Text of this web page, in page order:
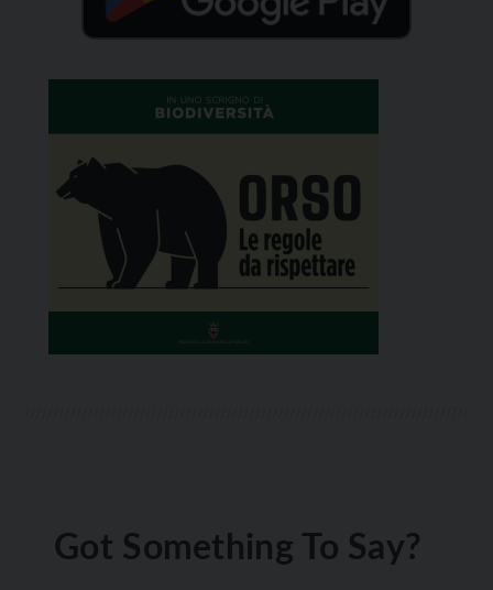
Got Something To Say?